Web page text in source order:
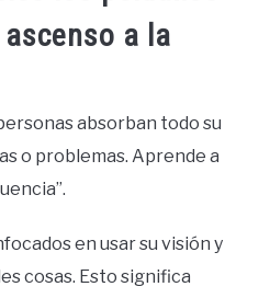
a la
absorban todo su
o problemas. Aprende a
en usar su visión y
cosas. Esto significa